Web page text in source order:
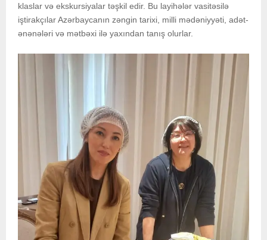
klaslar və ekskursiyalar təşkil edir. Bu layihələr vasitəsilə
iştirakçılar Azərbaycanın zəngin tarixi, milli mədəniyyəti, adət-
ənənələri və mətbəxi ilə yaxından tanış olurlar.